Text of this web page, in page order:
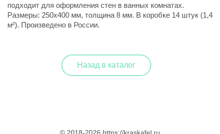
подходит для оформления стен в ванных комнатах.
Размеры: 250x400 мм, толщина 8 мм. В коробке 14 штук (1,4
м²). Произведено в России.
Назад в каталог